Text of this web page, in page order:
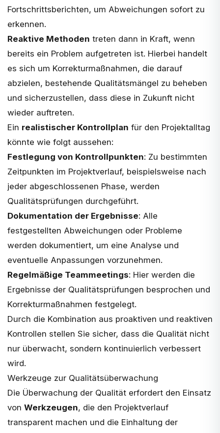
Fortschrittsberichten, um Abweichungen sofort zu
erkennen.
Reaktive Methoden treten dann in Kraft, wenn
bereits ein Problem aufgetreten ist. Hierbei handelt
es sich um Korrekturmaßnahmen, die darauf
abzielen, bestehende Qualitätsmängel zu beheben
und sicherzustellen, dass diese in Zukunft nicht
wieder auftreten.
Ein realistischer Kontrollplan für den Projektalltag
könnte wie folgt aussehen:
Festlegung von Kontrollpunkten: Zu bestimmten
Zeitpunkten im Projektverlauf, beispielsweise nach
jeder abgeschlossenen Phase, werden
Qualitätsprüfungen durchgeführt.
Dokumentation der Ergebnisse: Alle
festgestellten Abweichungen oder Probleme
werden dokumentiert, um eine Analyse und
eventuelle Anpassungen vorzunehmen.
Regelmäßige Teammeetings: Hier werden die
Ergebnisse der Qualitätsprüfungen besprochen und
Korrekturmaßnahmen festgelegt.
Durch die Kombination aus proaktiven und reaktiven
Kontrollen stellen Sie sicher, dass die Qualität nicht
nur überwacht, sondern kontinuierlich verbessert
wird.
Werkzeuge zur Qualitätsüberwachung
Die Überwachung der Qualität erfordert den Einsatz
von Werkzeugen, die den Projektverlauf
transparent machen und die Einhaltung der